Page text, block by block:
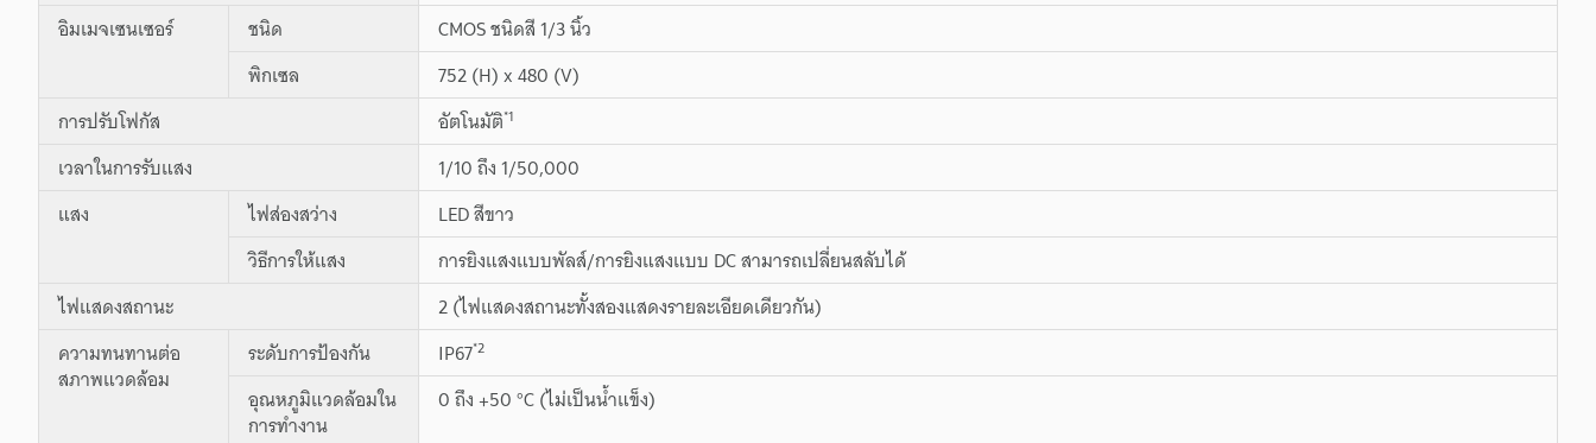
อิมเมจเซนเซอร์
ชนิด
CMOS ชนิดสี 1/3 นิ้ว
พิกเซล
752 (H) x 480 (V)
การปรับโฟกัส
อัตโนมัติ*1
เวลาในการรับแสง
1/10 ถึง 1/50,000
แสง
ไฟส่องสว่าง
LED สีขาว
วิธีการให้แสง
การยิงแสงแบบพัลส์/การยิงแสงแบบ DC สามารถเปลี่ยนสลับได้
ไฟแสดงสถานะ
2 (ไฟแสดงสถานะทั้งสองแสดงรายละเอียดเดียวกัน)
ความทนทานต่อ
สภาพแวดล้อม
ระดับการป้องกัน IP67*2
อุณหภูมิแวดล้อมใน
การทำงาน
0 ถึง +50 °C (ไม่เป็นน้ำแข็ง)